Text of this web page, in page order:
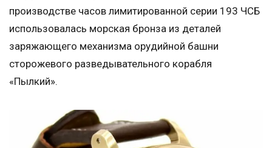
производстве часов лимитированной серии 193 ЧСБ
использовалась морская бронза из деталей
заряжающего механизма орудийной башни
сторожевого разведывательного корабля
«Пылкий».